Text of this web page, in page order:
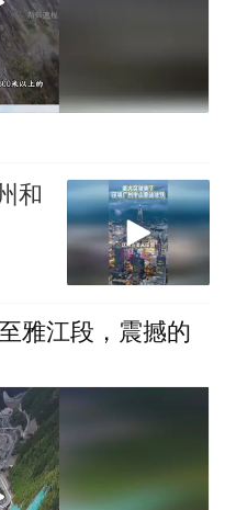
和
雅江段，震撼的